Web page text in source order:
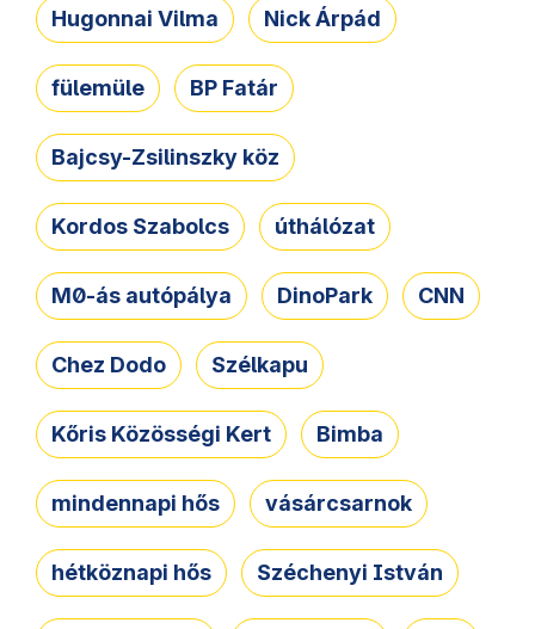
Hugonnai Vilma Nick Árpád
fülemüle BP Fatár
Bajcsy-Zsilinszky köz
Kordos Szabolcs úthálózat
M0-ás autópálya DinoPark CNN
Chez Dodo Szélkapu
Kőris Közösségi Kert Bimba
mindennapi hős vásárcsarnok
hétköznapi hős Széchenyi István